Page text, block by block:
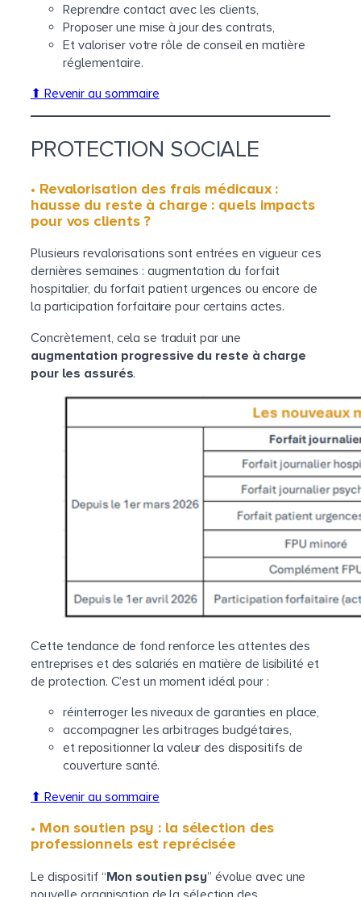
Reprendre contact avec les clients,
Proposer une mise à jour des contrats,
Et valoriser votre rôle de conseil en matière
réglementaire.
⬆ Revenir au sommaire
PROTECTION SOCIALE
• Revalorisation des frais médicaux :
hausse du reste à charge : quels impacts
pour vos clients ?
Plusieurs revalorisations sont entrées en vigueur ces
dernières semaines : augmentation du forfait
hospitalier, du forfait patient urgences ou encore de
la participation forfaitaire pour certains actes.
Concrètement, cela se traduit par une
augmentation progressive du reste à charge
pour les assurés.
Cette tendance de fond renforce les attentes des
entreprises et des salariés en matière de lisibilité et
de protection. C’est un moment idéal pour :
réinterroger les niveaux de garanties en place,
accompagner les arbitrages budgétaires,
et repositionner la valeur des dispositifs de
couverture santé.
⬆ Revenir au sommaire
• Mon soutien psy : la sélection des
professionnels est reprécisée
Le dispositif “Mon soutien psy” évolue avec une